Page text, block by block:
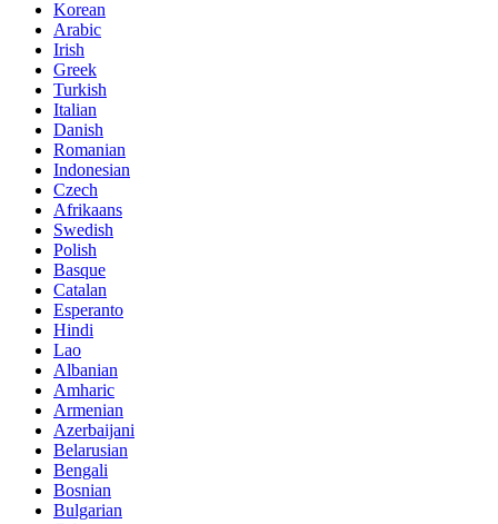
Korean
Arabic
Irish
Greek
Turkish
Italian
Danish
Romanian
Indonesian
Czech
Afrikaans
Swedish
Polish
Basque
Catalan
Esperanto
Hindi
Lao
Albanian
Amharic
Armenian
Azerbaijani
Belarusian
Bengali
Bosnian
Bulgarian